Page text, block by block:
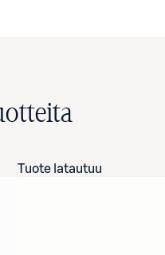
Tuote latautuu